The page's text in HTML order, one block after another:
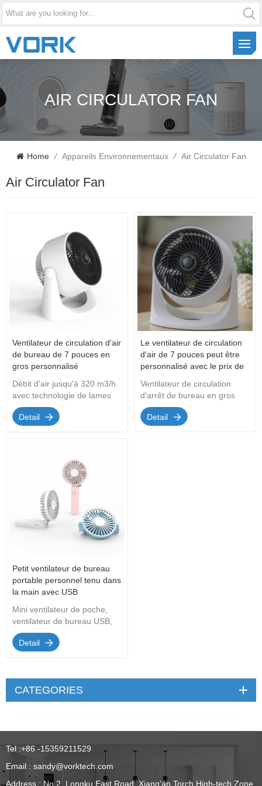
AIR CIRCULATOR FAN
Home / Appareils Environnementaux / Air Circulator Fan
Air Circulator Fan
Ventilateur de circulation d'air
de bureau de 7 pouces en
gros personnalisé
Débit d'air jusqu'à 320 m3/h
avec technologie de lames
brevetéesTête inclinable à 90
degrés pour une précision
Detail
Le ventilateur de circulation
d'air de 7 pouces peut être
personnalisé avec le prix de
du logo
Ventilateur de circulation
d'arrêt de bureau en gros
OEM/ODM 3, élimination des
odeurs, purification de l'air,
Detail
Petit ventilateur de bureau
portable personnel tenu dans
la main avec USB
Mini ventilateur de poche,
ventilateur de bureau USB,
petit ventilateur de bureau
portable personnel avec
rechargeable par USB
Convient pour les voyages
au bureau à la maison.
Detail
CATEGORIES
Tel :+86 -15359211529
Email : sandy@vorktech.com
Address : No.2, Longku East Road, Xiang'an Torch High-tech Zone,